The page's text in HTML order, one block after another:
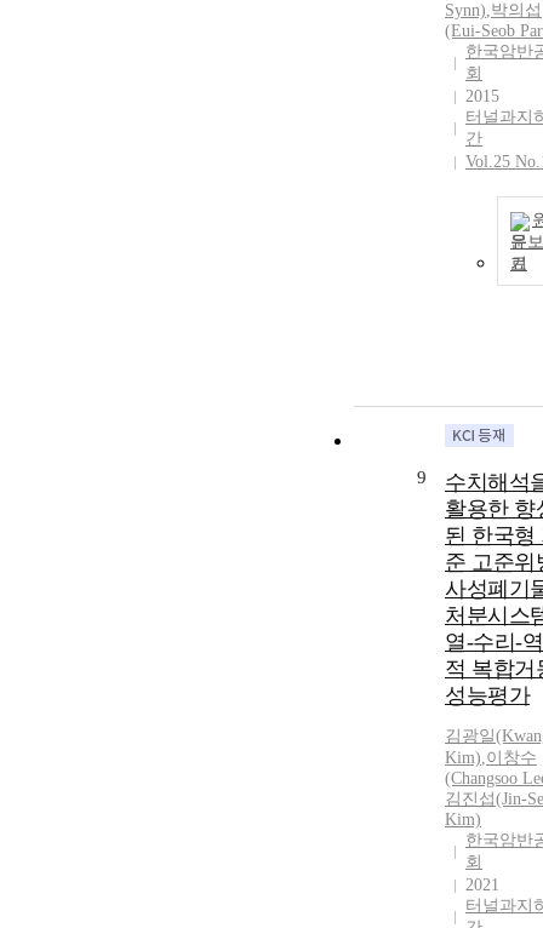
Synn),박의섭
(Eui-Seob
한국암반
회
2015
터널과지
간
Vol.25
문보
기
9
수치해석
활용한 향
된 한국형
준 고준위
사성폐기
처분시스
열-수리-
적 복합거
성능평가
김광일
Kim),이창수
(Changsoo
김진섭(Jin-
Kim)
한국암반
회
2021
터널과지